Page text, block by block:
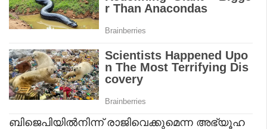
ബിജെപിയിൽനിന്ന് രാജിവെക്കുമെന്ന അഭ്യൂഹ